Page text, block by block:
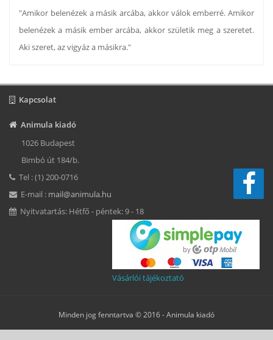
"Amikor belenézek a másik arcába, akkor válok emberré. Amikor
belenézek a másik ember arcába, akkor születik meg a szeretet.
Aki szeret, az vigyáz a másikra."
Kapcsolat
Animula kiadó
1026 Budapest
Bimbó út 184/b.
Tel : (1) 200-0716
E-mail : mail@animula.hu
Nyitvatartás: Hétfő - péntek: 9 - 18
Vásárlói tájékoztató
Minden jog fenntartva © 2016 -Animula kiadó